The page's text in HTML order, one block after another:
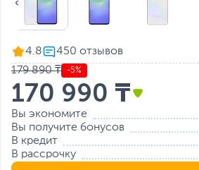
4.8
179 890 ₸ -5%
170 990 ₸
Вы экономите
Вы получите бонусов
В кредит
В рассрочку